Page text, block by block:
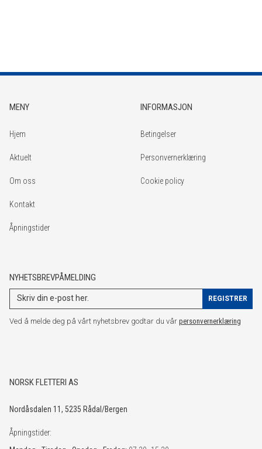
MENY
Hjem
Aktuelt
Om oss
Kontakt
Åpningstider
INFORMASJON
Betingelser
Personvernerklæring
Cookie policy
NYHETSBREVPÅMELDING
Ved å melde deg på vårt nyhetsbrev godtar du vår personvernerklæring
NORSK FLETTERI AS
Nordåsdalen 11, 5235 Rådal/Bergen
Åpningstider: